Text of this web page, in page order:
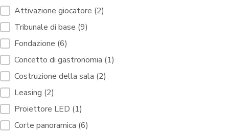
Servizi di filtraggio Campi di Padel [10]
Attivazione giocatore (2)
Tribunale di base (9)
Fondazione (6)
Concetto di gastronomia (1)
Costruzione della sala (2)
Leasing (2)
Proiettore LED (1)
Corte panoramica (6)